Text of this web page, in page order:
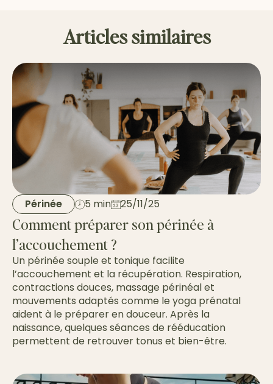
Articles similaires
Périnée 5 min 25/11/25
Comment préparer son périnée à
l’accouchement ?
Un périnée souple et tonique facilite
l’accouchement et la récupération. Respiration,
contractions douces, massage périnéal et
mouvements adaptés comme le yoga prénatal
aident à le préparer en douceur. Après la
naissance, quelques séances de rééducation
permettent de retrouver tonus et bien-être.